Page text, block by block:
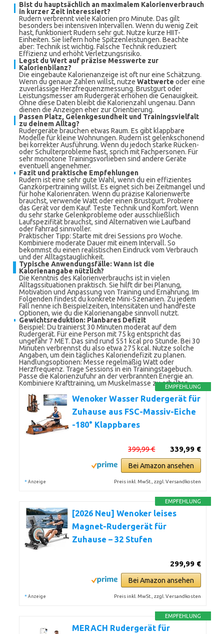
Bist du hauptsächlich an maximalem Kalorienverbrauch
in kurzer Zeit interessiert?
Rudern verbrennt viele Kalorien pro Minute. Das gilt
besonders bei intensiven Intervallen. Wenn du wenig Zeit
hast, funktioniert Rudern sehr gut. Nutze kurze HIIT-
Einheiten. Sie liefern hohe Spitzenleistungen. Beachte
aber: Technik ist wichtig. Falsche Technik reduziert
Effizienz und erhöht Verletzungsrisiko.
Legst du Wert auf präzise Messwerte zur
Kalorienbilanz?
Die eingebaute Kalorienanzeige ist oft nur eine Schätzung.
Wenn du genaue Zahlen willst, nutze Wattwerte oder eine
zuverlässige Herzfrequenzmessung. Brustgurt oder
Leistungsmesser am Rudergerät erhöhen die Genauigkeit.
Ohne diese Daten bleibt die Kalorienzahl ungenau. Dann
dienen die Anzeigen eher zur Orientierung.
Passen Platz, Gelenkgesundheit und Trainingsvielfalt
zu deinem Alltag?
Rudergeräte brauchen etwas Raum. Es gibt klappbare
Modelle für kleine Wohnungen. Rudern ist gelenkschonend
bei korrekter Ausführung. Wenn du jedoch starke Rücken-
oder Schulterprobleme hast, sprich mit Fachpersonen. Für
sehr monotone Trainingsvorlieben sind andere Geräte
eventuell angenehmer.
Fazit und praktische Empfehlungen
Rudern ist eine sehr gute Wahl, wenn du ein effizientes
Ganzkörpertraining willst. Es eignet sich bei Zeitmangel und
für hohe Kalorienraten. Wenn du präzise Kalorienwerte
brauchst, verwende Watt oder einen Brustgurt. Probiere
das Gerät vor dem Kauf. Teste Technik und Komfort. Wenn
du sehr starke Gelenkprobleme oder ausschließlich
Laufspezifität brauchst, sind Alternativen wie Laufband
oder Fahrrad sinnvoller.
Praktischer Tipp: Starte mit drei Sessions pro Woche.
Kombiniere moderate Dauer mit einem Intervall. So
bekommst du einen realistischen Eindruck vom Verbrauch
und der Alltagstauglichkeit.
Typische Anwendungsfälle: Wann ist die
Kalorienangabe nützlich?
Die Kenntnis des Kalorienverbrauchs ist in vielen
Alltagssituationen praktisch. Sie hilft dir bei Planung,
Motivation und Anpassung von Training und Ernährung. Im
Folgenden findest du konkrete Mini-Szenarien. Zu jedem
Fall nenne ich Beispielzeiten, Intensitäten und handfeste
Optionen, wie du die Kalorienangabe sinnvoll nutzt.
Gewichtsreduktion: Planbares Defizit
Beispiel: Du trainierst 30 Minuten moderat auf dem
Rudergerät. Für eine Person mit 75 kg entspricht das
ungefähr 7 MET. Das sind rund 551 kcal pro Stunde. Bei 30
Minuten verbrennst du also etwa 275 kcal. Nutze solche
Angaben, um dein tägliches Kaloriendefizit zu planen.
Handlungsoptionen: Messe regelmäßig Watt oder
Herzfrequenz. Trage Sessions in ein Trainingstagebuch.
Passe die Kalorienzufuhr an der verbrannten Energie an.
Kombiniere Krafttraining, um Muskelmasse zu erhalten.
EMPFEHLUNG
Wenoker Wasser Rudergerät für
Zuhause aus FSC-Massiv-Eiche
-180° Klappbares
339,99 €
399,99 €
Bei Amazon ansehen
* Anzeige Preis inkl. MwSt., zzgl. Versandkosten
EMPFEHLUNG
[2026 Neu] Wenoker leises
Magnet-Rudergerät für
Zuhause – 32 Stufen
299,99 €
Bei Amazon ansehen
* Anzeige Preis inkl. MwSt., zzgl. Versandkosten
EMPFEHLUNG
MERACH Rudergerät für